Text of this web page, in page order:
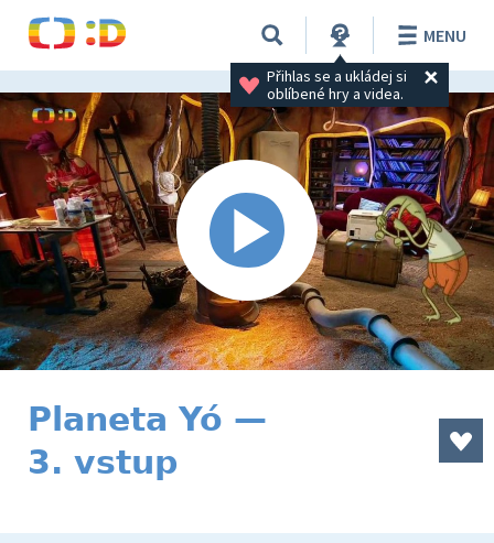
Přihlas se a ukládej si
oblíbené hry a videa.
MENU
Planeta Yó —
3. vstup